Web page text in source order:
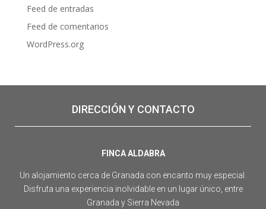
Feed de entradas
Feed de comentarios
WordPress.org
DIRECCIÓN Y CONTACTO
FINCA ALDABRA
Un alojamiento cerca de Granada con encanto muy especial.
Disfruta una experiencia inolvidable en un lugar único, entre
Granada y Sierra Nevada